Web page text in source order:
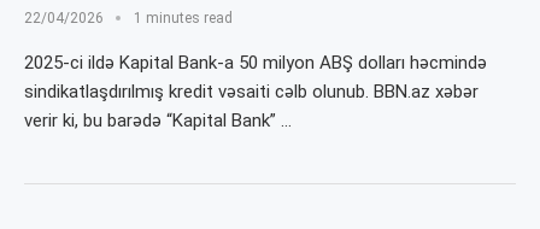
22/04/2026 1 minutes read
2025-ci ildə Kapital Bank-a 50 milyon ABŞ dolları həcmində
sindikatlaşdırılmış kredit vəsaiti cəlb olunub. BBN.az xəbər
verir ki, bu barədə “Kapital Bank” …